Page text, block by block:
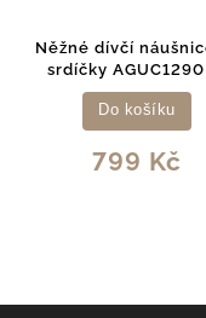
dívčí náušnice se
AGUC1290DL
799 Kč